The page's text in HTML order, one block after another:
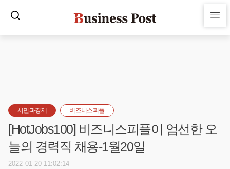
시민과경제 비즈니스피플
[HotJobs100] 비즈니스피플이 엄선한 오
늘의 경력직 채용-1월20일
2022-01-20 11:02:14